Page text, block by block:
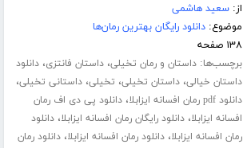
از:سعید هاشمی
موضوع:دانلود رایگان بهترین رمان‌ها
۱۳۸ صفحه
برچسب‌ها:داستان و رمان تخیلی،داستان فانتزی،دانلود
داستان خیالی،داستان تخیلی، تخیلی،داستانی تخیلی،
دانلود pdf رمان افسانه ایزابلا ،دانلود پی دی اف رمان
افسانه ایزابلا،دانلود رایگان رمان افسانه ایزابلا،دانلود
رمان افسانه ایزابلا،دانلود رمان افسانه ایزابلا،دانلود رمان